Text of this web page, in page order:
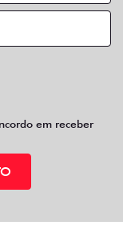
em receber